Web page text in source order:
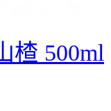
楂 500ml